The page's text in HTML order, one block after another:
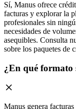
Sí, Manus ofrece
facturas y explorar la
profesionales sin
necesidades de
asequibles. Consulta
sobre los paquetes de
¿En qué formato
Manus genera